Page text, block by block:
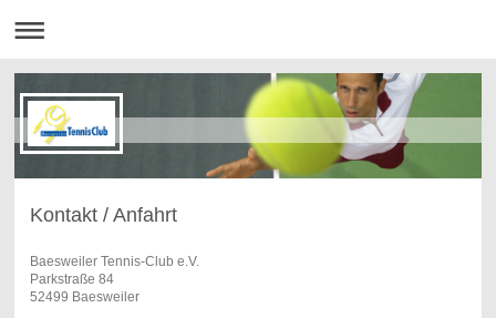
Kontakt / Anfahrt
Baesweiler Tennis-Club e.V.
Parkstraße 84
52499 Baesweiler